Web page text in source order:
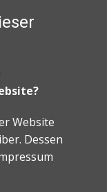
Website
Dessen